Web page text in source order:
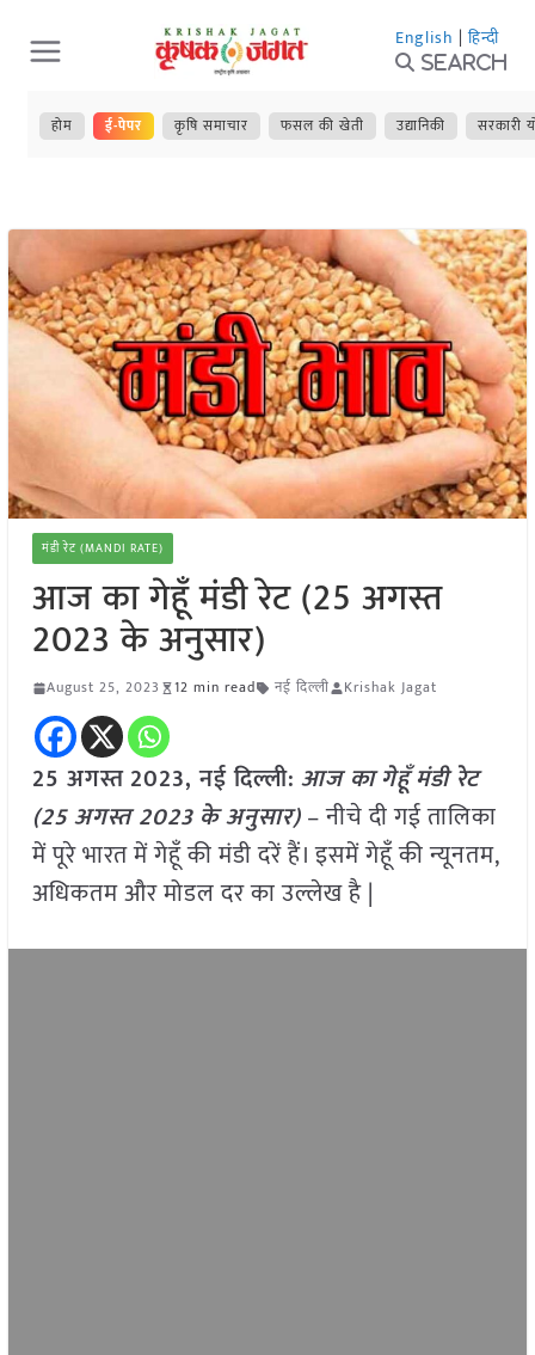
Skip
to
content
English | हिन्दी
Search
होम ई-पेपर कृषि समाचार फसल की खेती उद्यानिकी सरकारी
मंडी रेट (MANDI RATE)
आज का गेहूँ मंडी रेट (25 अगस्त
2023 के अनुसार)
August 25, 2023 12 min read नई दिल्ली Krishak Jagat
25 अगस्त2023, नई दिल्ली: आज का गेहूँमंडी रेट
(25 अगस्त 2023 के अनुसार)– नीचे दी गई तालिका
में पूरे भारत में गेहूँ की मंडी दरें हैं। इसमें गेहूँ की न्यूनतम,
अधिकतम और मोडल दर का उल्लेख है |